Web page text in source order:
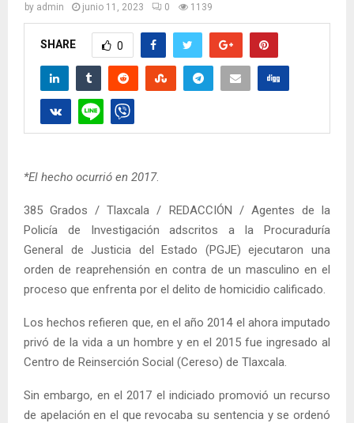
by admin junio 11, 2023 0 1139
SHARE 0
*El hecho ocurrió en 2017.
385 Grados / Tlaxcala / REDACCIÓN / Agentes de la
Policía de Investigación adscritos a la Procuraduría
General de Justicia del Estado (PGJE) ejecutaron una
orden de reaprehensión en contra de un masculino en el
proceso que enfrenta por el delito de homicidio calificado.
Los hechos refieren que, en el año 2014 el ahora imputado
privó de la vida a un hombre y en el 2015 fue ingresado al
Centro de Reinserción Social (Cereso) de Tlaxcala.
Sin embargo, en el 2017 el indiciado promovió un recurso
de apelación en el que revocaba su sentencia y se ordenó